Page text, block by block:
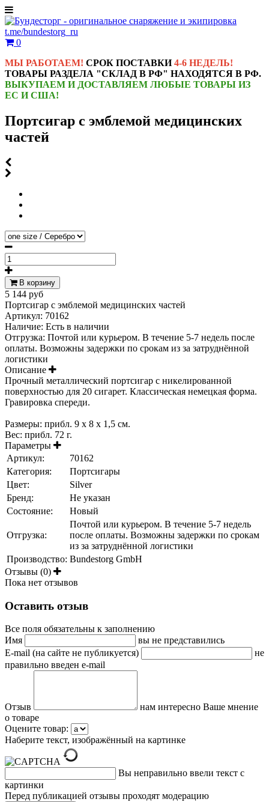
t.me/bundestorg_ru
0
МЫ РАБОТАЕМ! СРОК ПОСТАВКИ4-6 НЕДЕЛЬ!
ТОВАРЫ РАЗДЕЛА "СКЛАД В РФ" НАХОДЯТСЯ В РФ.
ВЫКУПАЕМ И ДОСТАВЛЯЕМ ЛЮБЫЕ ТОВАРЫ ИЗ
ЕС И США!
Портсигар с эмблемой медицинских
частей
В корзину
5 144 руб
Портсигар с эмблемой медицинских частей
Артикул: 70162
Наличие: Есть в наличии
Отгрузка: Почтой или курьером. В течение 5-7 недель после
оплаты. Возможны задержки по срокам из за затруднённой
логистики
Описание
Прочный металлический портсигар с никелированной
поверхностью для 20 сигарет. Классическая немецкая форма.
Гравировка спереди.
Размеры: прибл. 9 x 8 x 1,5 см.
Вес: прибл. 72 г.
Параметры
Артикул:
70162
Категория:
Портсигары
Цвет:
Silver
Бренд:
Не указан
Состояние:
Новый
Отгрузка:
Почтой или курьером. В течение 5-7 недель
после оплаты. Возможны задержки по срокам
из за затруднённой логистики
Производство: Bundestorg GmbH
Отзывы (0)
Пока нет отзывов
Оставить отзыв
Все поля обязательны к заполнению
Имя
вы не представились
E-mail (на сайте не публикуется)
не
правильно введен e-mail
Отзыв
нам интересно Ваше мнение
о товаре
Оцените товар:
Наберите текст, изображённый на картинке
Вы неправильно ввели текст с
картинки
Перед публикацией отзывы проходят модерацию